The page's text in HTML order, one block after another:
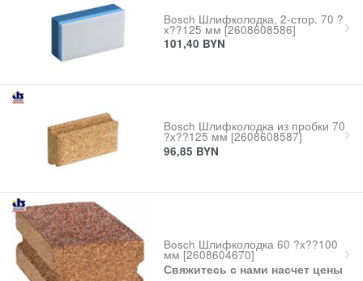
Bosch Шлифколодка, 2-стор. 70 ?
x??125 мм [2608608586]
101,40 BYN
Bosch Шлифколодка из пробки 70
?x??125 мм [2608608587]
96,85 BYN
Bosch Шлифколодка 60 ?x??100
мм [2608604670]
Свяжитесь с нами насчет цены